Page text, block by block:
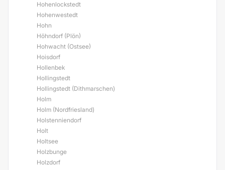
Hohenlockstedt
Hohenwestedt
Hohn
Höhndorf (Plön)
Hohwacht (Ostsee)
Hoisdorf
Hollenbek
Hollingstedt
Hollingstedt (Dithmarschen)
Holm
Holm (Nordfriesland)
Holstenniendorf
Holt
Holtsee
Holzbunge
Holzdorf